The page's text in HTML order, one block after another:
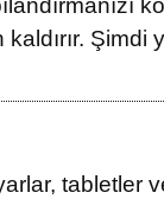
kaldırır.